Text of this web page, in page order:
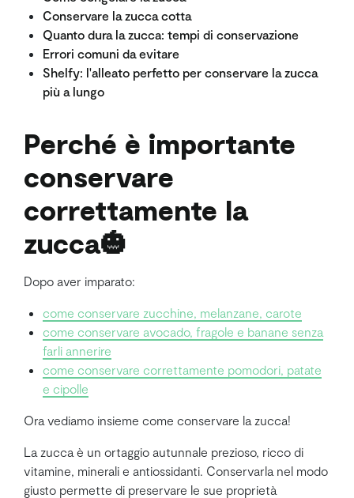
Conservare la zucca cotta
Quanto dura la zucca: tempi di conservazione
Errori comuni da evitare
Shelfy: l'alleato perfetto per conservare la zucca
più a lungo
Perché è importante
conservare
correttamente la
zucca🎃
Dopo aver imparato:
come conservare zucchine, melanzane, carote
come conservare avocado, fragole e banane senza
farli annerire
come conservare correttamente pomodori, patate
e cipolle
Ora vediamo insieme come conservare la zucca!
La zucca è un ortaggio autunnale prezioso, ricco di
vitamine, minerali e antiossidanti. Conservarla nel modo
giusto permette di preservare le sue proprietà